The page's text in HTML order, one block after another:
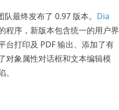
最终发布了 0.97 版本。 Dia
程序，新版本包含统一的用户界
台打印及 PDF 输出、添加了有
对象属性对话框和文本编辑模